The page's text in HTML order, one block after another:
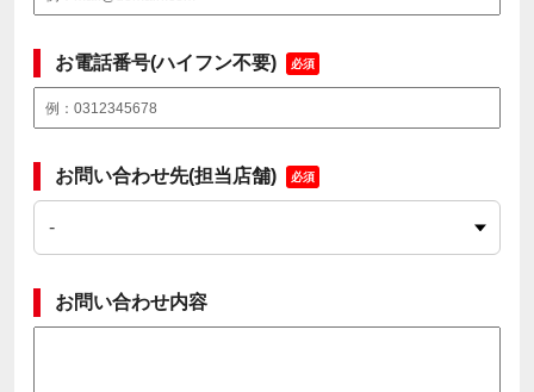
お電話番号(ハイフン不要) 必須
お問い合わせ先(担当店舗) 必須
お問い合わせ内容